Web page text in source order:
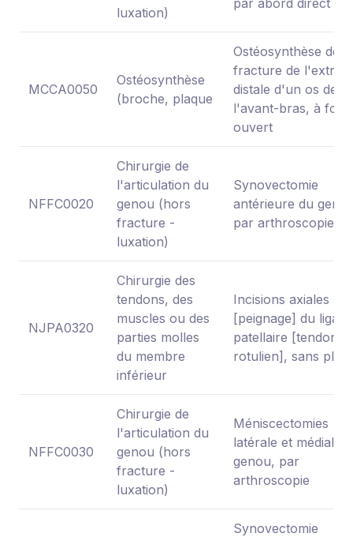
luxation)
MCCA0050
Ostéosynthèse
(broche, plaque
Ostéosynthèse de
fracture de
distale d'un os de
l'avant-bras, à
ouvert
NFFC0020
Chirurgie de
l'articulation du
genou (hors
fracture -
luxation)
Synovectomie
antérieure du
par arthroscopie
NJPA0320
Chirurgie des
tendons, des
muscles ou des
parties molles
du membre
inférieur
Incisions axiales
[peignage] du
patellaire [tendon
rotulien], sans
NFFC0030
Chirurgie de
l'articulation du
genou (hors
fracture -
luxation)
Méniscectomies
latérale et médiale
genou, par
arthroscopie
Synovectomie